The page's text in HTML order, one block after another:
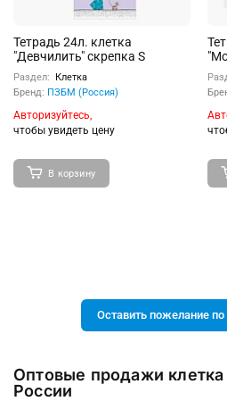
Тетрадь 24л. клетка
"Девчилить" скрепка S
Раздел:
Клетка
Бренд: ПЗБМ (Россия)
Авторизуйтесь,
чтобы увидеть цену
В корзину
Оставить пожелание по
Оптовые продажи клетка
России